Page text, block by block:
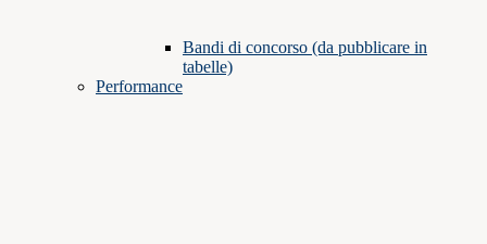
Bandi di concorso (da pubblicare in
tabelle)
Performance